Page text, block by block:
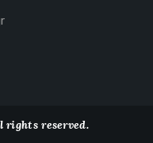
rights reserved.